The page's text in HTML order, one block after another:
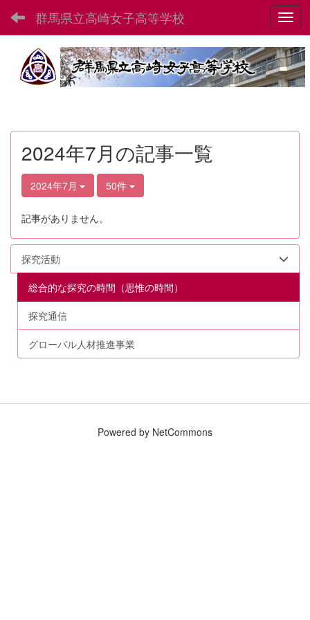
群馬県立高崎女子高等学校
2024年7月の記事一覧
2024年7月 50件
記事がありません。
探究活動
総合的な探究の時間（思惟の時間）
探究通信
グローバル人材推進事業
Powered by NetCommons